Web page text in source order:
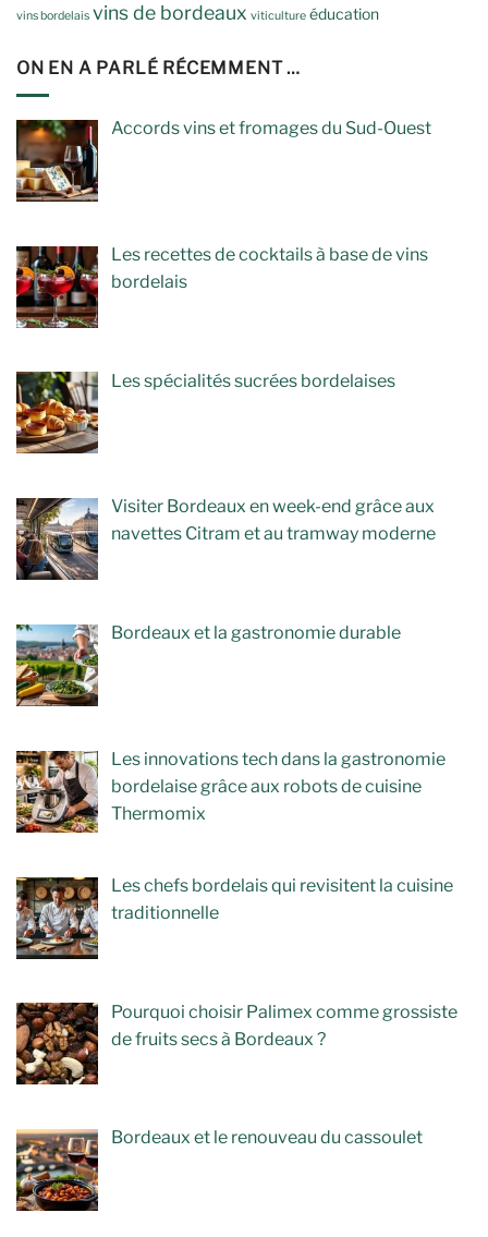
vins bordelais vins de bordeaux viticulture éducation
ON EN A PARLÉ RÉCEMMENT …
Accords vins et fromages du Sud-Ouest
Les recettes de cocktails à base de vins
bordelais
Les spécialités sucrées bordelaises
Visiter Bordeaux en week-end grâce aux
navettes Citram et au tramway moderne
Bordeaux et la gastronomie durable
Les innovations tech dans la gastronomie
bordelaise grâce aux robots de cuisine
Thermomix
Les chefs bordelais qui revisitent la cuisine
traditionnelle
Pourquoi choisir Palimex comme grossiste
de fruits secs à Bordeaux ?
Bordeaux et le renouveau du cassoulet